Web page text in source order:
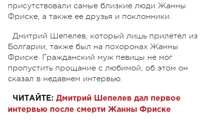
присутствовали самые близкие люди Жанны
Фриске, а также ее друзья и поклонники.
Дмитрий Шепелев, который лишь прилетел из
Болгарии, также был на похоронах Жанны
Фриске. Гражданский муж певицы не мог
пропустить прощание с любимой, об этом он
сказал в недавнем интервью.
ЧИТАЙТЕ: Дмитрий Шепелев дал первое
интервью после смерти Жанны Фриске